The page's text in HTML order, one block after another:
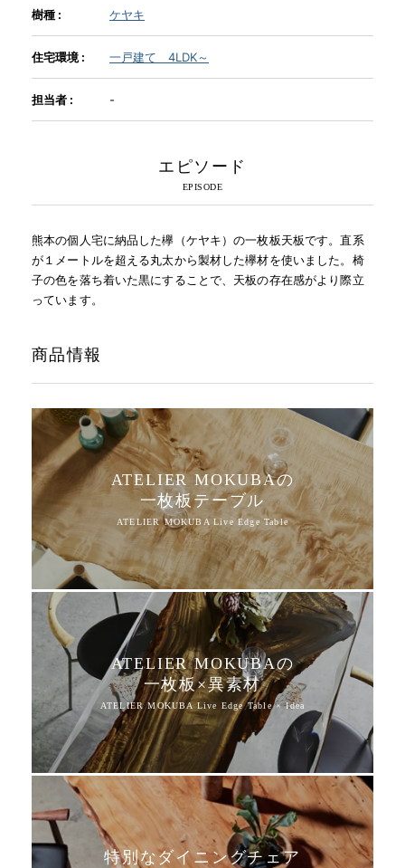
納品事例
MOKUBA CHANNEL
よくあるご質問
お問い合わせ
樹種 : ケヤキ
住宅環境 : 一戸建て 4LDK～
担当者 : -
エピソード
熊本の個人宅に納品した欅（ケヤキ）の一枚板天板です。直系
が１メートルを超える丸太から製材した欅材を使いました。椅
子の色を落ち着いた黒にすることで、天板の存在感がより際立
っています。
商品情報
ATELIER MOKUBAの
一枚板テーブル
ATELIER MOKUBAの
一枚板×異素材
特別なダイニングチェア